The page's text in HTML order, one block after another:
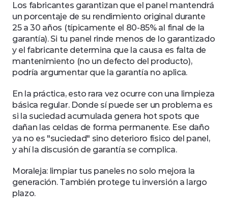
Los fabricantes garantizan que el panel mantendrá
un porcentaje de su rendimiento original durante
25 a 30 años (típicamente el 80-85% al final de la
garantía). Si tu panel rinde menos de lo garantizado
y el fabricante determina que la causa es falta de
mantenimiento (no un defecto del producto),
podría argumentar que la garantía no aplica.
En la práctica, esto rara vez ocurre con una limpieza
básica regular. Donde sí puede ser un problema es
si la suciedad acumulada genera hot spots que
dañan las celdas de forma permanente. Ese daño
ya no es "suciedad" sino deterioro físico del panel,
y ahí la discusión de garantía se complica.
Moraleja: limpiar tus paneles no solo mejora la
generación. También protege tu inversión a largo
plazo.